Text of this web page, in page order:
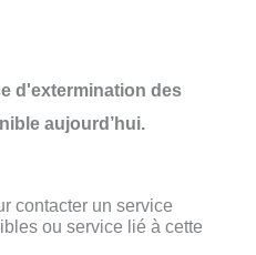
d'extermination des
aujourd’hui.
contacter un service
ou service lié à cette